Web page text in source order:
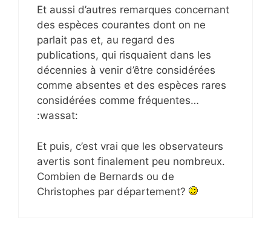
Et aussi d’autres remarques concernant
des espèces courantes dont on ne
parlait pas et, au regard des
publications, qui risquaient dans les
décennies à venir d’être considérées
comme absentes et des espèces rares
considérées comme fréquentes…
:wassat:
Et puis, c’est vrai que les observateurs
avertis sont finalement peu nombreux.
Combien de Bernards ou de
Christophes par département?